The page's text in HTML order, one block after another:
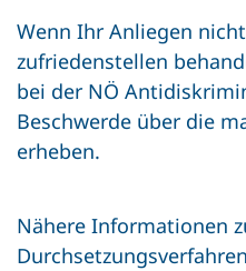
Wenn Ihr Anliegen
zufriedenstellen
bei der NÖ
Beschwerde über die
erheben.
Nähere Informationen